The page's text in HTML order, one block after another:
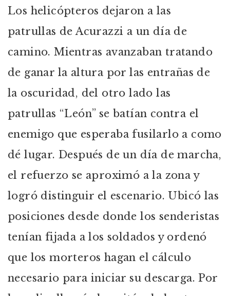
Los helicópteros dejaron a las
patrullas de Acurazzi a un día de
camino. Mientras avanzaban tratando
de ganar la altura por las entrañas de
la oscuridad, del otro lado las
patrullas “León” se batían contra el
enemigo que esperaba fusilarlo a como
dé lugar. Después de un día de marcha,
el refuerzo se aproximó a la zona y
logró distinguir el escenario. Ubicó las
posiciones desde donde los senderistas
tenían fijada a los soldados y ordenó
que los morteros hagan el cálculo
necesario para iniciar su descarga. Por